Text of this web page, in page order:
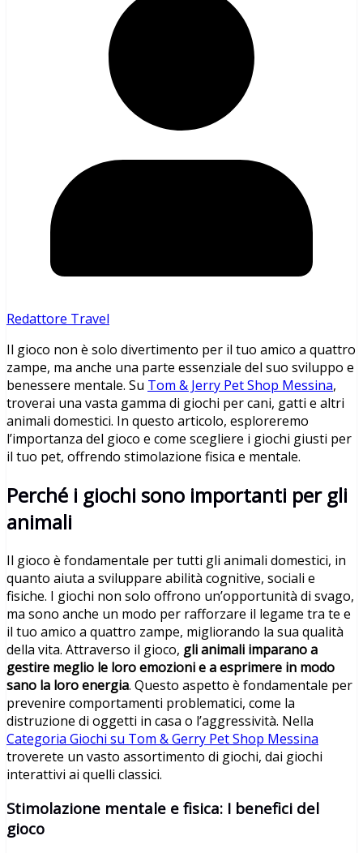
Redattore Travel
Il gioco non è solo divertimento per il tuo amico a quattro
zampe, ma anche una parte essenziale del suo sviluppo e
benessere mentale. Su Tom & Jerry Pet Shop Messina,
troverai una vasta gamma di giochi per cani, gatti e altri
animali domestici. In questo articolo, esploreremo
l’importanza del gioco e come scegliere i giochi giusti per
il tuo pet, offrendo stimolazione fisica e mentale.
Perché i giochi sono importanti per gli
animali
Il gioco è fondamentale per tutti gli animali domestici, in
quanto aiuta a sviluppare abilità cognitive, sociali e
fisiche. I giochi non solo offrono un’opportunità di svago,
ma sono anche un modo per rafforzare il legame tra te e
il tuo amico a quattro zampe, migliorando la sua qualità
della vita. Attraverso il gioco, gli animali imparano a
gestire meglio le loro emozioni e a esprimere in modo
sano la loro energia. Questo aspetto è fondamentale per
prevenire comportamenti problematici, come la
distruzione di oggetti in casa o l’aggressività. Nella
Categoria Giochi su Tom & Gerry Pet Shop Messina
troverete un vasto assortimento di giochi, dai giochi
interattivi ai quelli classici.
Stimolazione mentale e fisica: I benefici del
gioco